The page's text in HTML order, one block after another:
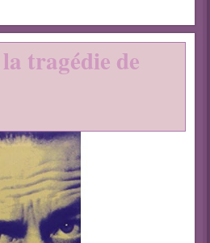
tragédie de